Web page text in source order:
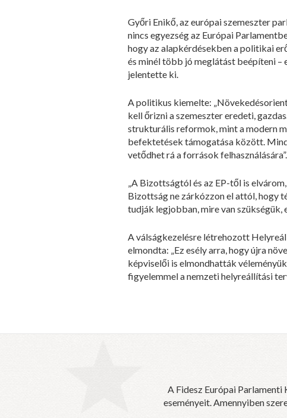
Győri Enikő, az európai szemeszter
nincs egyezség az Európai
hogy az alapkérdésekben a politikai
és minél több jó meglátást beépíteni –
jelentette ki.
A politikus kiemelte:
kell őrizni a szemeszter eredeti,
strukturális reformok, mint a modern
befektetések támogatása között.
vetődhet rá a források felhasználására”.
„A Bizottságtól és az EP-től is
Bizottság ne zárkózzon el attól, hogy
tudják legjobban, mire van szükségük,
A válságkezelésre létrehozott
elmondta: „Ez esély arra, hogy újra
képviselői is elmondhatták
figyelemmel a nemzeti helyreállítási
A Fidesz Európai
eseményeit. Amennyiben